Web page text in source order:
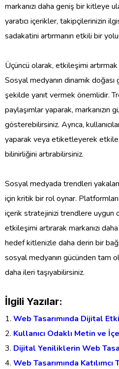
markanızı daha geniş bir kitleye
yaratıcı içerikler, takipçilerinizin
sadakatini artırmanın etkili bir
Üçüncü olarak, etkileşimi artırmak
Sosyal medyanın dinamik doğası
şekilde yanıt vermek önemlidir.
paylaşımlar yaparak, markanızın
gösterebilirsiniz. Ayrıca,
yaparak veya etiketleyerek
bilinirliğini artırabilirsiniz.
Sosyal medyada trendleri
için kritik bir rol oynar.
içerik stratejinizi trendlere uygun
etkileşimi artırarak markanızı
hedef kitlenizle daha derin bir
sosyal medyanın gücünden tam
daha ileri taşıyabilirsiniz.
İlgili Yazılar:
Web Tasarımında Dijital
Kullanıcı Odaklı Metin ve
Dijital Yeniliklerin Web
Web Tasarımında